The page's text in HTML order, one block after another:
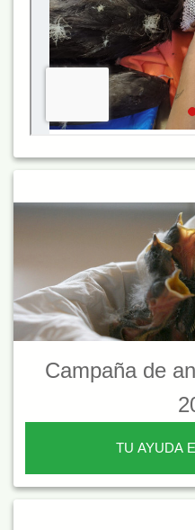
Campaña de
TU AYUDA